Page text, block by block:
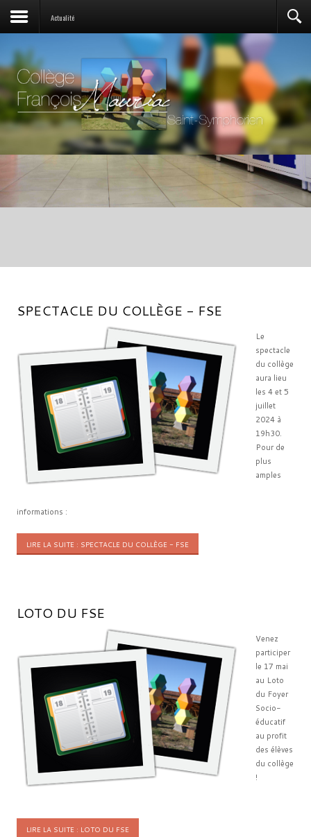
Actualité
SPECTACLE DU COLLÈGE - FSE
Le
spectacle
du collège
aura lieu
les 4 et 5
juillet
2024 à
19h30.
Pour de
plus
amples
informations :
LIRE LA SUITE : SPECTACLE DU COLLÈGE - FSE
LOTO DU FSE
Venez
participer
le 17 mai
au Loto
du Foyer
Socio-
éducatif
au profit
des élèves
du collège
!
LIRE LA SUITE : LOTO DU FSE